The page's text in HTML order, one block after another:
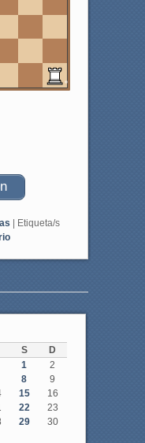
h
| Etiqueta/s
S
D
1
2
8
9
15
16
22
23
29
30